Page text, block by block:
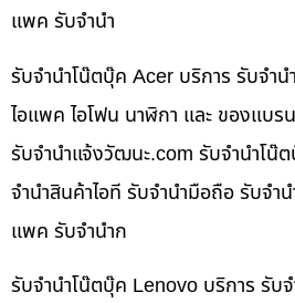
แพค รับจำนำ
รับจำนำโน๊ตบุ๊ค Acer บริการ รับจำ
ไอแพค ไอโฟน นาฬิกา และ ของแบร
รับจํานําแจ้งวัฒนะ.com รับจำนำโน๊
จำนำสินค้าไอที รับจำนำมือถือ รับจำ
แพค รับจำนำก
รับจำนำโน๊ตบุ๊ค Lenovo บริการ รับ